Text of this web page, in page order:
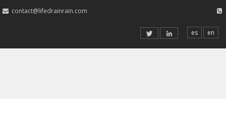
contact@lifedrainrain.com
es en